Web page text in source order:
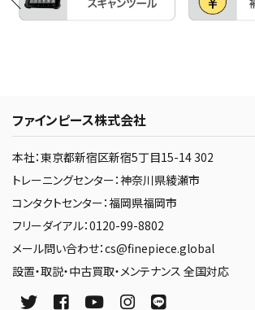
ファインピース株式会社
本社：東京都新宿区新宿5丁目15-14 302
トレーニングセンター：神奈川県綾瀬市
コンタクトセンター：福岡県福岡市
フリーダイアル：0120-99-8802
メール問い合わせ：cs@finepiece.global
設置・取説・中古買取・メンテナンス 全国対応